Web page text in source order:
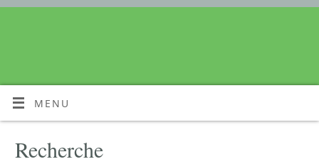
MENU
Recherche